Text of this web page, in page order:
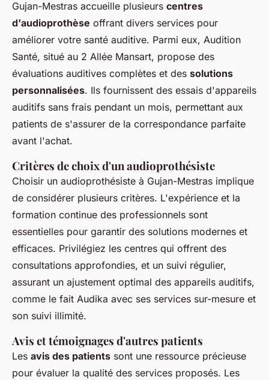
Gujan-Mestras accueille plusieurs centres
d'audioprothèse offrant divers services pour
améliorer votre santé auditive. Parmi eux, Audition
Santé, situé au 2 Allée Mansart, propose des
évaluations auditives complètes et des solutions
personnalisées. Ils fournissent des essais d'appareils
auditifs sans frais pendant un mois, permettant aux
patients de s'assurer de la correspondance parfaite
avant l'achat.
Critères de choix d'un audioprothésiste
Choisir un audioprothésiste à Gujan-Mestras implique
de considérer plusieurs critères. L'expérience et la
formation continue des professionnels sont
essentielles pour garantir des solutions modernes et
efficaces. Privilégiez les centres qui offrent des
consultations approfondies, et un suivi régulier,
assurant un ajustement optimal des appareils auditifs,
comme le fait Audika avec ses services sur-mesure et
son suivi illimité.
Avis et témoignages d'autres patients
Les avis des patients sont une ressource précieuse
pour évaluer la qualité des services proposés. Les